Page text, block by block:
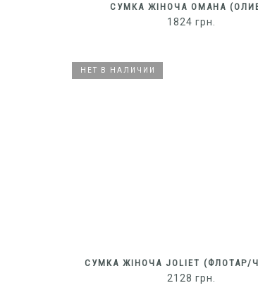
СУМКА ЖІНОЧА OMAHA
1824 грн.
НЕТ В НАЛИЧИИ
НЕТ В НАЛИЧИИ
СУМКА ЖІНОЧА JOLIET (ФЛОТАР/
2128 грн.